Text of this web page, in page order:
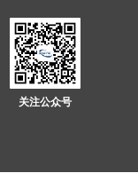
关注公众号